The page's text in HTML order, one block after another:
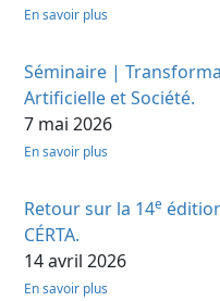
En savoir plus
Séminaire |
Artificielle et Société.
7 mai 2026
En savoir plus
Retour sur la 14e
CÉRTA.
14 avril 2026
En savoir plus